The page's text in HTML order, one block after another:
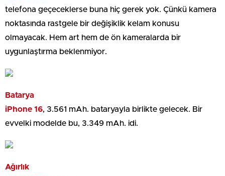
telefona geçeceklerse buna hiç gerek yok. Çünkü kamera
noktasında rastgele bir değişiklik kelam konusu
olmayacak. Hem art hem de ön kameralarda bir
uygunlaştırma beklenmiyor.
Batarya
iPhone 16, 3.561 mAh. bataryayla birlikte gelecek. Bir
evvelki modelde bu, 3.349 mAh. idi.
Ağırlık